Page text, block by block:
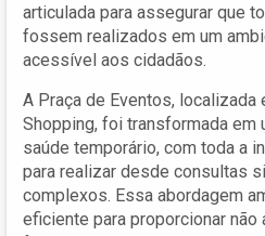
articulada para assegurar que
fossem realizados em um
acessível aos cidadãos.
A Praça de Eventos, localizada
Shopping, foi transformada em
saúde temporário, com toda a
para realizar desde consultas
complexos. Essa abordagem
eficiente para proporcionar não